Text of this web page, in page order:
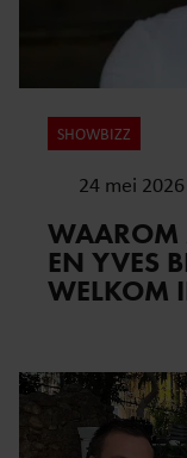
SHOWBIZZ
24 mei 2026
WAAROM
EN YVES
WELKOM